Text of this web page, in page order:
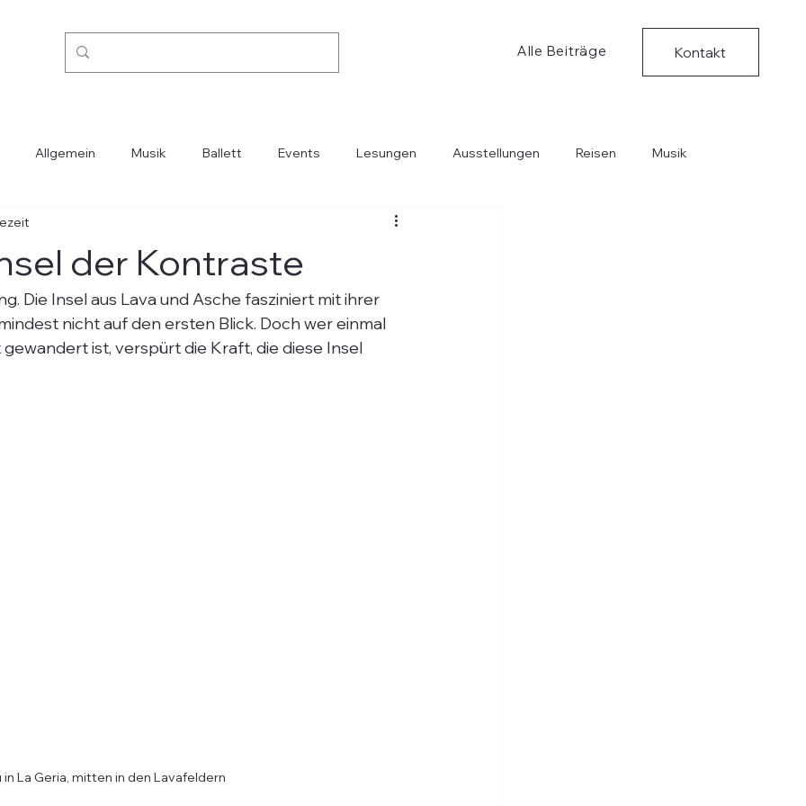
Alle Beiträge Kontakt
Allgemein Musik Ballett Events Lesungen Ausstellungen Reisen Musik
Kino
der Kontraste
Die Insel aus Lava und Asche fasziniert mit ihrer
nicht auf den ersten Blick. Doch wer einmal
ist, verspürt die Kraft, die diese Insel
in La Geria, mitten in den Lavafeldern